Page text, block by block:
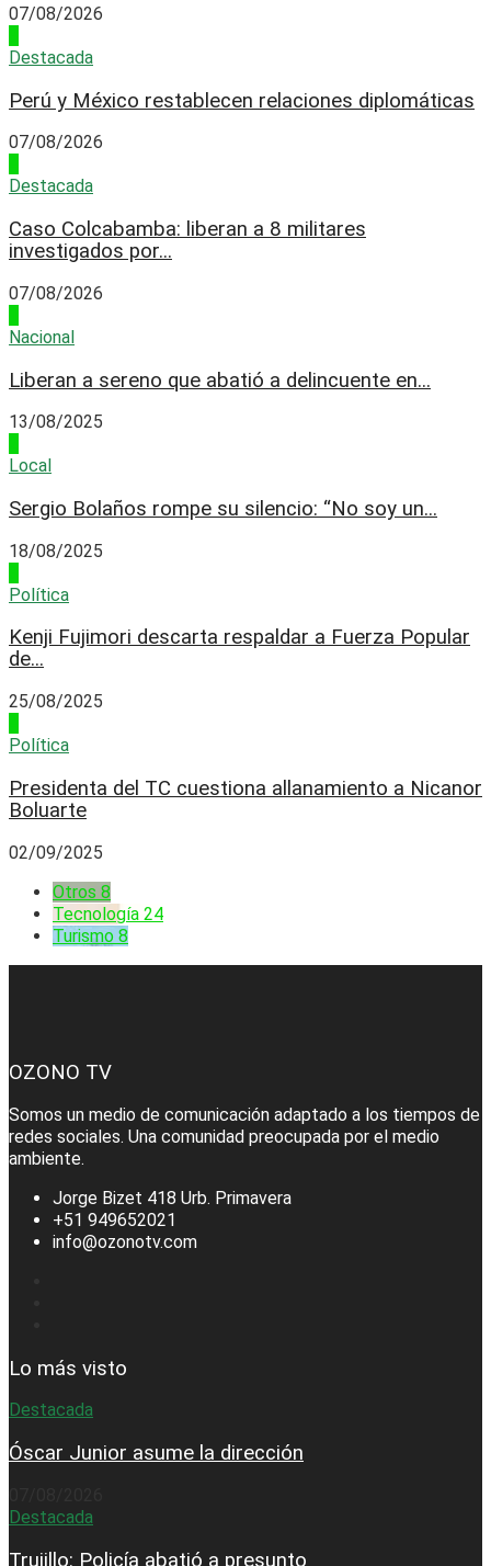
07/08/2026
Destacada
Perú y México restablecen relaciones diplomáticas
07/08/2026
Destacada
Caso Colcabamba: liberan a 8 militares
investigados por...
07/08/2026
Nacional
Liberan a sereno que abatió a delincuente en...
13/08/2025
Local
Sergio Bolaños rompe su silencio: “No soy un...
18/08/2025
Política
Kenji Fujimori descarta respaldar a Fuerza Popular
de...
25/08/2025
Política
Presidenta del TC cuestiona allanamiento a Nicanor
Boluarte
02/09/2025
Otros 8
Tecnología 24
Turismo 8
OZONO TV
Somos un medio de comunicación adaptado a los tiempos de
redes sociales. Una comunidad preocupada por el medio
ambiente.
Jorge Bizet 418 Urb. Primavera
+51 949652021
info@ozonotv.com
Lo más visto
Destacada
Óscar Junior asume la dirección
Destacada
Trujillo: Policía abatió a presunto